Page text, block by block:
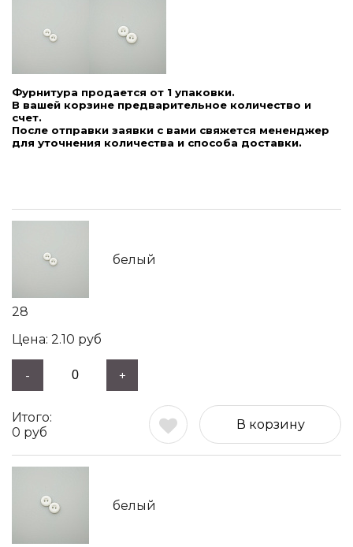
Фурнитура продается от 1 упаковки.
В вашей корзине предварительное количество и
счет.
После отправки заявки с вами свяжется мененджер
для уточнения количества и способа доставки.
белый
28
2.10 руб
- +
0 руб
В корзину
белый